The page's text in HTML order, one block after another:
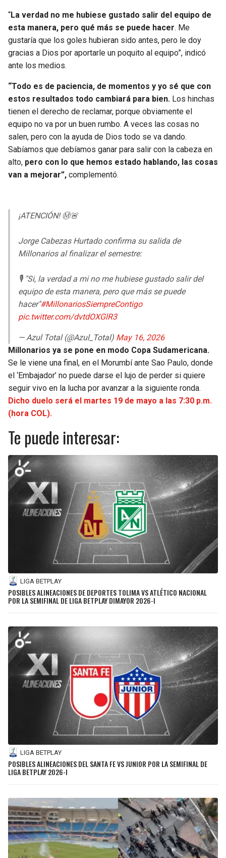
“La verdad no me hubiese gustado salir del equipo de
esta manera, pero qué más se puede hacer. Me
gustaría que los goles hubieran sido antes, pero le doy
gracias a Dios por aportarle un poquito al equipo”, indicó
ante los medios.
“Todo es de paciencia, de momentos y yo sé que con
estos resultados todo cambiará para bien. Los hinchas
tienen el derecho de reclamar, porque obviamente el
equipo no va por un buen rumbo. A veces las cosas no
salen, pero con la ayuda de Dios todo se va dando.
Sabíamos que debíamos ganar para salir con la cabeza en
alto, pero con lo que hemos estado hablando, las cosas
van a mejorar”, complementó.
¡ATENCIÓN! Ⓜ️🚨
Jorge Cabezas Hurtado confirma su salida de
Millonarios al finalizar el semestre:
🎙️ "Si, la verdad a mi no me hubiese gustado salir del
equipo de esta manera, pero que más se puede
hacer"#MillonariosSiempreContigo
pic.twitter.com/dvtdOXGlR3
— Azul Total (@Azul_Total) May 16, 2026
Millonarios ya se pone en modo Copa Sudamericana.
Se le viene una final, en el Morumbí ante Sao Paulo, donde
el ‘Embajador’ no puede darse el lujo de perder si quiere
seguir vivo en la lucha por avanzar a la siguiente ronda.
Dicho duelo será el martes 19 de mayo a las 7:30 p.m.
(hora COL).
Te puede interesar:
LIGA BETPLAY
POSIBLES ALINEACIONES DE DEPORTES TOLIMA VS ATLÉTICO NACIONAL
POR LA SEMIFINAL DE LIGA BETPLAY DIMAYOR 2026-I
LIGA BETPLAY
POSIBLES ALINEACIONES DEL SANTA FE VS JUNIOR POR LA SEMIFINAL DE
LIGA BETPLAY 2026-I